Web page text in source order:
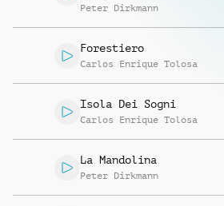
Peter Dirkmann
Forestiero
Carlos Enrique Tolosa
Isola Dei Sogni
Carlos Enrique Tolosa
La Mandolina
Peter Dirkmann